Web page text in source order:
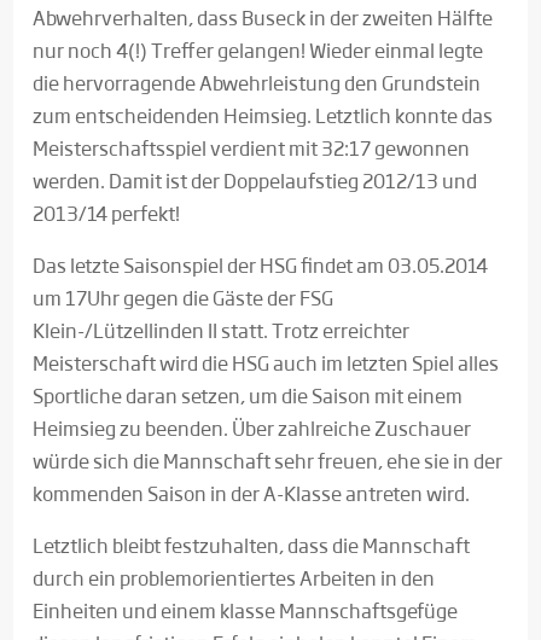
Abwehrverhalten, dass Buseck in der zweiten Hälfte
nur noch 4(!) Treffer gelangen! Wieder einmal legte
die hervorragende Abwehrleistung den Grundstein
zum entscheidenden Heimsieg. Letztlich konnte das
Meisterschaftsspiel verdient mit 32:17 gewonnen
werden. Damit ist der Doppelaufstieg 2012/13 und
2013/14 perfekt!
Das letzte Saisonspiel der HSG findet am 03.05.2014
um 17Uhr gegen die Gäste der FSG
Klein-/Lützellinden II statt. Trotz erreichter
Meisterschaft wird die HSG auch im letzten Spiel alles
Sportliche daran setzen, um die Saison mit einem
Heimsieg zu beenden. Über zahlreiche Zuschauer
würde sich die Mannschaft sehr freuen, ehe sie in der
kommenden Saison in der A-Klasse antreten wird.
Letztlich bleibt festzuhalten, dass die Mannschaft
durch ein problemorientiertes Arbeiten in den
Einheiten und einem klasse Mannschaftsgefüge